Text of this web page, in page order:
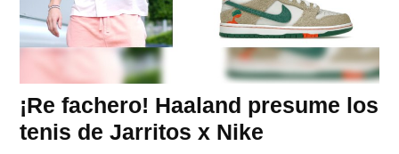
¡Re fachero! Haaland presume los
tenis de Jarritos x Nike